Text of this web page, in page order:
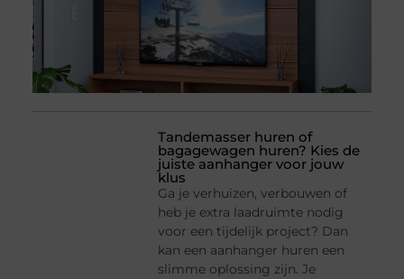
Tandemasser huren of
bagagewagen huren? Kies de
juiste aanhanger voor jouw
klus
Ga je verhuizen, verbouwen of
heb je extra laadruimte nodig
voor een tijdelijk project? Dan
kan een aanhanger huren een
slimme oplossing zijn. Je